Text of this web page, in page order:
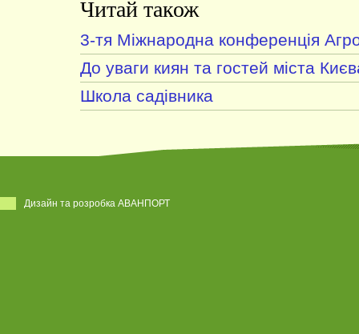
Читай також
3-тя Міжнародна конференція
До уваги киян та гостей міста
Школа садівника
Дизайн та розробка АВАНПОРТ